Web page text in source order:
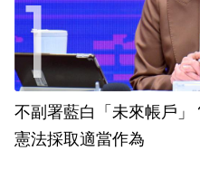
不副署藍白「未來帳戶
憲法採取適當作為